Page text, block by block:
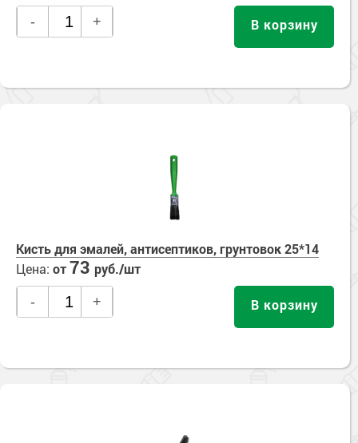
- + В корзину
Кисть для эмалей, антисептиков, грунтовок 25*14
Цена: от73 руб./шт
- + В корзину